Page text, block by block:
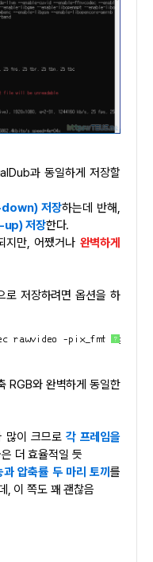
down) 저장하는데 반해,
저장한다.
지만, 어쨌거나 완벽하게
?
rawvideo -pix_fmt
많이 크므로각 프레임을
더 효율적일 듯
과 압축률 두 마리 토끼를
, 이 쪽도 꽤 괜찮음